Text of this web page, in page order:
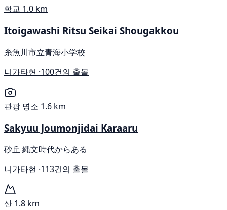
학교 1.0 km
Itoigawashi Ritsu Seikai Shougakkou
糸魚川市立青海小学校
니가타현 ·100건의 출몰
관광 명소 1.6 km
Sakyuu Joumonjidai Karaaru
砂丘 縄文時代からある
니가타현 ·113건의 출몰
산 1.8 km